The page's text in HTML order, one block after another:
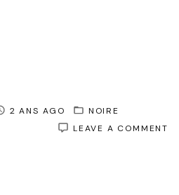
2 ANS AGO
NOIRE
LEAVE A COMMENT